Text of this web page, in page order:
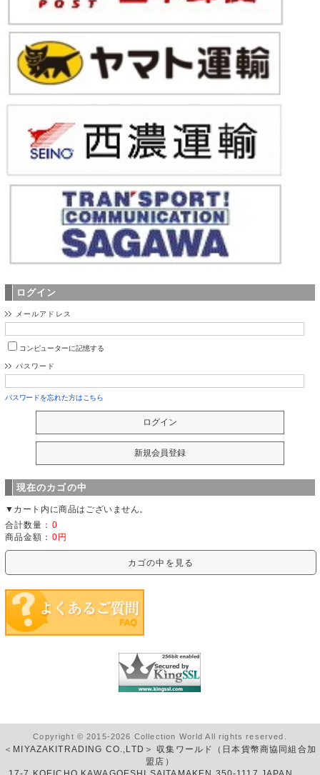
ログイン
メールアドレス
コンピューターに記憶する
パスワード
パスワードを忘れた方はこちら
現在のカゴの中
▼カート内に商品はございません。
合計数量： 0
商品金額： 0円
カゴの中を見る
Copyright © 2015-2026 Collection World All rights reserved.
＜MIYAZAKITRADING CO.,LTD＞ 収集ワールド（日本貨幣商協同組合加
盟店）
17-7 KOEICHO KAWAGOESHI SAITAMAKEN 350-1117 JAPAN